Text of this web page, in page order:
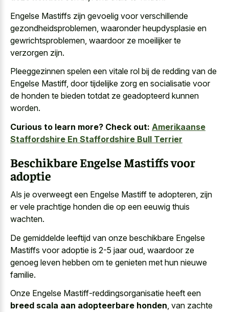
Engelse Mastiffs zijn gevoelig voor verschillende
gezondheidsproblemen, waaronder heupdysplasie en
gewrichtsproblemen, waardoor ze moeilijker te
verzorgen zijn.
Pleeggezinnen spelen een vitale rol bij de redding van de
Engelse Mastiff, door tijdelijke zorg en socialisatie voor
de honden te bieden totdat ze geadopteerd kunnen
worden.
Curious to learn more? Check out: Amerikaanse
Staffordshire En Staffordshire Bull Terrier
Beschikbare Engelse Mastiffs voor
adoptie
Als je overweegt een Engelse Mastiff te adopteren, zijn
er vele prachtige honden die op een eeuwig thuis
wachten.
De gemiddelde leeftijd van onze beschikbare Engelse
Mastiffs voor adoptie is 2-5 jaar oud, waardoor ze
genoeg leven hebben om te genieten met hun nieuwe
familie.
Onze Engelse Mastiff-reddingsorganisatie heeft een
breed scala aan adopteerbare honden, van zachte